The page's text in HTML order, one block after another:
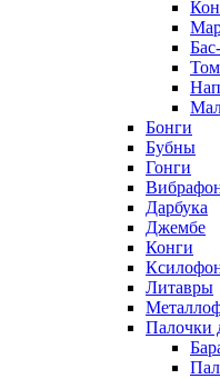
Бонги
Бубны
Гонги
Дарбука
Джембе
Конги
Литавры
Палочки